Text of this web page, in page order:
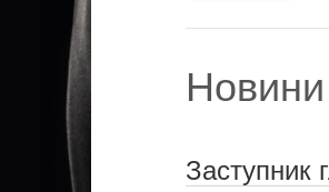
Новини
Заступник